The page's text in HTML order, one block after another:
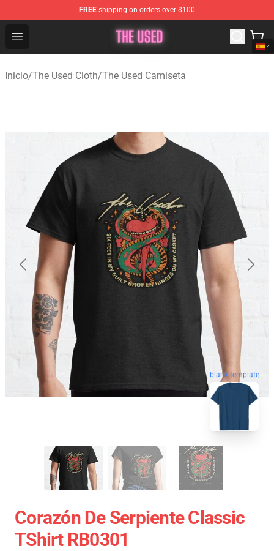
FREE shipping on orders over $100
Open menu
The Used Store - Official The Used Merchandise Shop
Inicio/The Used Cloth/The Used Camiseta
blank template
Corazón De Serpiente Classic
TShirt RB0301